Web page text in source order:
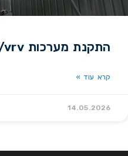
התקנת מערכות vrf/vrv
קרא עוד »
14.05.2026